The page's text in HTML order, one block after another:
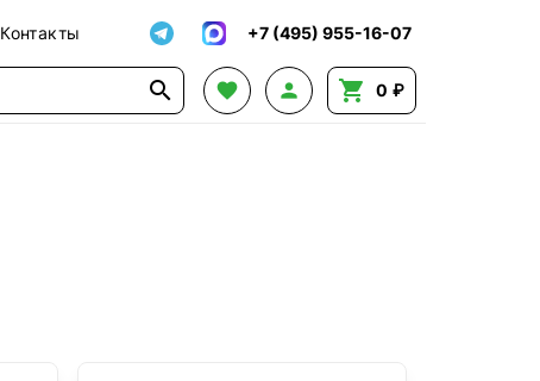
Контакты +7 (495) 955-16-07
    0 ₽